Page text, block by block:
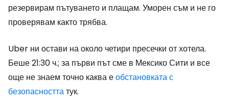
резервирам пътуването и плащам. Уморен съм и не го
проверявам както трябва.
Uber ни остави на около четири пресечки от хотела.
Беше 21:30 ч.; за първи път сме в Мексико Сити и все
още не знаем точно каква еобстановката с
безопасносттатук.